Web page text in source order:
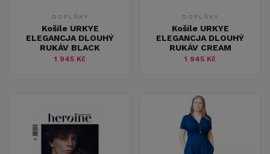
DOPLŇKY
Košile URKYE
ELEGANCJA DLOUHÝ
RUKÁV BLACK
1 945 Kč
DOPLŇKY
Košile URKYE
ELEGANCJA DLOUHÝ
RUKÁV CREAM
1 945 Kč